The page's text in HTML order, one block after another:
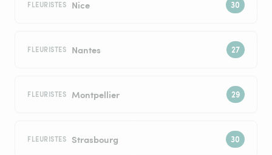
FLEURISTES Nice
FLEURISTES Nantes
FLEURISTES Montpellier
FLEURISTES Strasbourg